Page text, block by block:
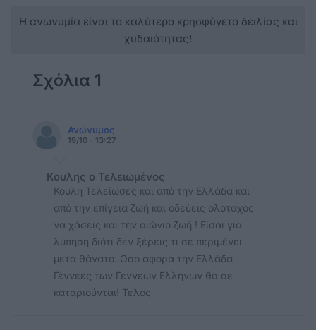
Η ανωνυμία είναι το καλύτερο κρησφύγετο δειλίας και
χυδαιότητας!
Σχόλια 1
Ανώνυμος
19/10 - 13:27
Κουλης ο Τελειωμένος
Κουλη Τελείωσες και από την Ελλάδα και
από την επίγεια ζωή και οδεύεις ολοταχος
να χάσεις και την αιώνιο ζωή ! Είσαι για
λύπηση διότι δεν ξέρεις τι σε περιμένει
μετά θάνατο. Οσο αφορά την Ελλάδα
Γέννεες των Γεννεων Ελλήνων θα σε
καταριούνται! Τελος